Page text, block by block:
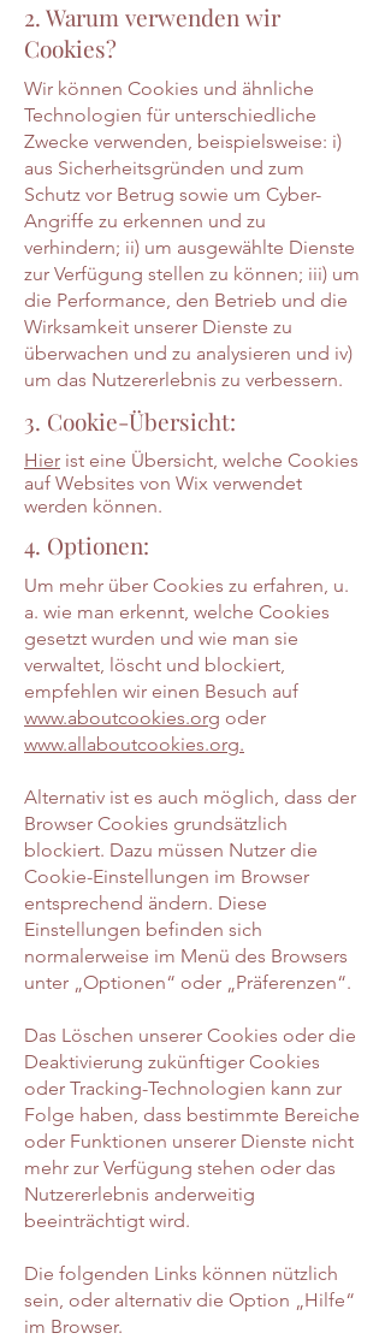
2. Warum verwenden wir
Cookies?
Wir können Cookies und ähnliche
Technologien für unterschiedliche
Zwecke verwenden, beispielsweise: i)
aus Sicherheitsgründen und zum
Schutz vor Betrug sowie um Cyber-
Angriffe zu erkennen und zu
verhindern; ii) um ausgewählte Dienste
zur Verfügung stellen zu können; iii) um
die Performance, den Betrieb und die
Wirksamkeit unserer Dienste zu
überwachen und zu analysieren und iv)
um das Nutzererlebnis zu verbessern.
3. Cookie-Übersicht:
Hier ist eine Übersicht, welche Cookies
auf Websites von Wix verwendet
werden können.
4. Optionen:
Um mehr über Cookies zu erfahren, u.
a. wie man erkennt, welche Cookies
gesetzt wurden und wie man sie
verwaltet, löscht und blockiert,
empfehlen wir einen Besuch auf
www.aboutcookies.org oder
www.allaboutcookies.org.
Alternativ ist es auch möglich, dass der
Browser Cookies grundsätzlich
blockiert. Dazu müssen Nutzer die
Cookie-Einstellungen im Browser
entsprechend ändern. Diese
Einstellungen befinden sich
normalerweise im Menü des Browsers
unter „Optionen“ oder „Präferenzen“.
Das Löschen unserer Cookies oder die
Deaktivierung zukünftiger Cookies
oder Tracking-Technologien kann zur
Folge haben, dass bestimmte Bereiche
oder Funktionen unserer Dienste nicht
mehr zur Verfügung stehen oder das
Nutzererlebnis anderweitig
beeinträchtigt wird.
Die folgenden Links können nützlich
sein, oder alternativ die Option „Hilfe“
im Browser.